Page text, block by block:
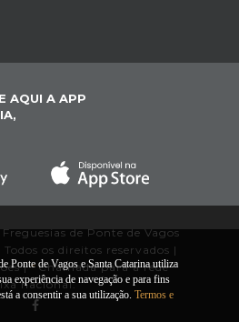
AQUI A APP
de Ponte de Vagos
os direitos reservados |
|* Chamada para a rede
nacional.
Ponte de Vagos e Santa Catarina utiliza
experiência de navegação e para fins
a consentir a sua utilização. Termos e